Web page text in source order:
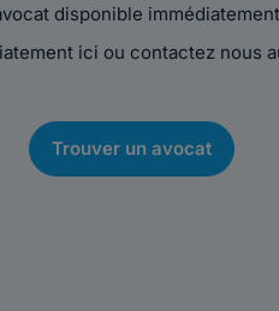
disponible
ici ou contactez nous
Trouver un avocat